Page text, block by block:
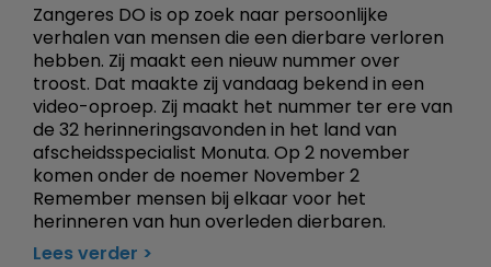
Zangeres DO is op zoek naar persoonlijke
verhalen van mensen die een dierbare verloren
hebben. Zij maakt een nieuw nummer over
troost. Dat maakte zij vandaag bekend in een
video-oproep. Zij maakt het nummer ter ere van
de 32 herinneringsavonden in het land van
afscheidsspecialist Monuta. Op 2 november
komen onder de noemer November 2
Remember mensen bij elkaar voor het
herinneren van hun overleden dierbaren.
Lees verder